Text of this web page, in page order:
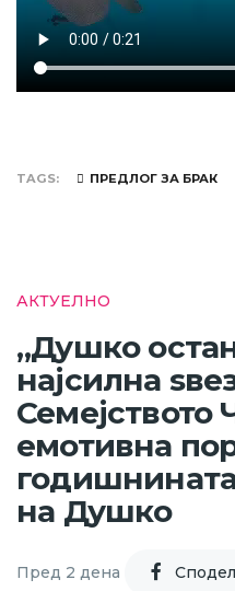
TAGS ПРЕДЛОГ ЗА БРАК
АКТУЕЛНО
„Душко
најсилна
емотивна
на Душко
Пред 2 дена